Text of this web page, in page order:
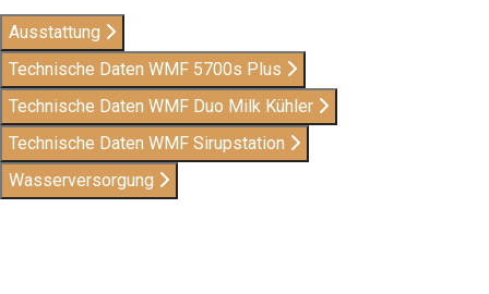
Ausstattung
Technische Daten WMF 5700s Plus
Technische Daten WMF Duo Milk Kühler
Technische Daten WMF Sirupstation
Wasserversorgung